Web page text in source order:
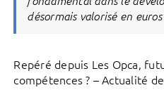
désormais valorisé en euros
Repéré depuis Les Opca,
compétences ? – Actualité